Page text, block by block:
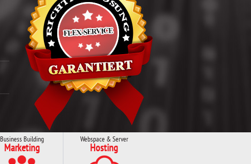
Business Building
Marketing
Webspace & Server
Hosting